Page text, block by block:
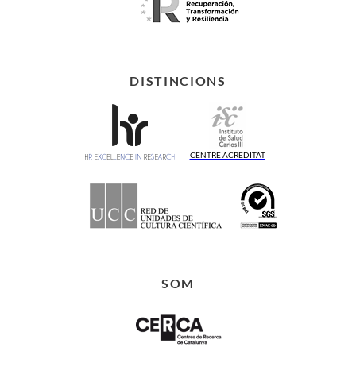
DISTINCIONS
CENTRE ACREDITAT
SOM